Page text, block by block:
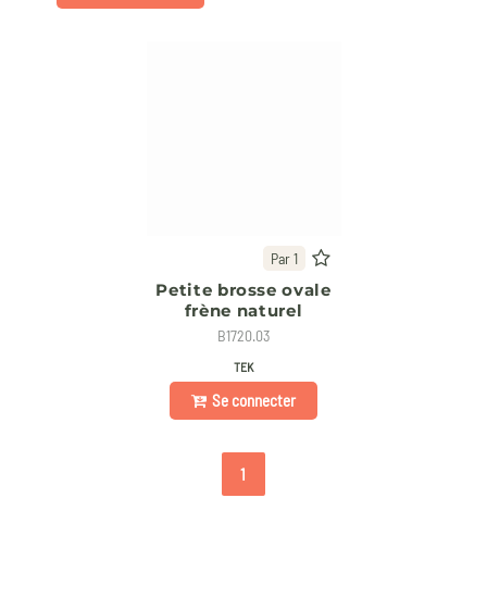
Par 1
Petite brosse ovale
frène naturel
B1720.03
TEK
Se connecter
1